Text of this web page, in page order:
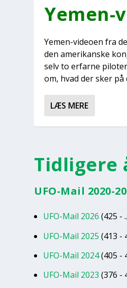
Yemen-
Yemen-video­en fra
den ame­ri­kan­ske
selv to erfar­ne
om, hvad der sker på
LÆS MERE
Tidligere
UFO-Mail 2020-
UFO-Mail 2026 (425 -
UFO-Mail 2025 (413 -
UFO-Mail 2024(405 -
UFO-Mail 2023 (376 -